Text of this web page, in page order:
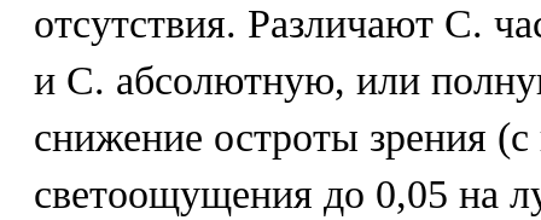
отсутствия. Различают С.
и С. абсолютную, или
снижение остроты зрения
светоощущения до 0,05 на